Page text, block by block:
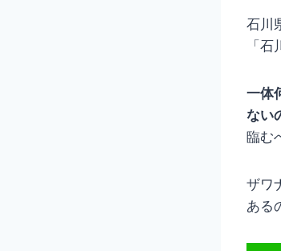
石川
「
一体
ない
臨む
ザワ
ある